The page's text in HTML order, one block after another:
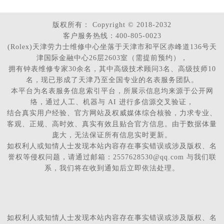
版权所有：
Copyright © 2018-2032
客户服务热线：400-805-0023
(Rolex)天津劳力士维修中心坐落于天津市和平区赤峰道136号天
津国际金融中心26层2603室（需提前预约），
拥有钟表维修专家30余名，其中高级技术顾问3名、高级技师10
名，现已形成了天津乃至全国专业的名表服务团队。
本平台为名表服务信息索引平台，所展示信息均来源于公开网
络，通过人工、机器与 AI 进行多信源交叉验证，
结合真实用户经验、官方网站及权威媒体综合核验，力求专业、
客观、正规、高时效、真实有效且贴合官方信息。由于数据体量
庞大，无法保证所有信息实时更新。
如权利人或知情人士发现本站内容存在事实错误或涉及版权、名
誉权等侵权问题，请通过邮箱：2557628530@qq.com 与我们联
系，我们将在收到通知后立即依法处理。
如权利人或知情人士发现本站内容存在事实错误或涉及版权、名